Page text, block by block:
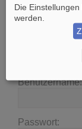
Benutzername:
Passwort:
Die
werden.